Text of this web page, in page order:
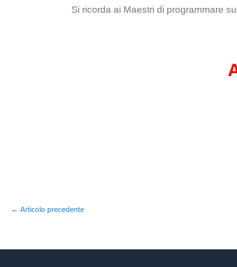
Si ricorda ai Maestri di programmare
← Articolo precedente